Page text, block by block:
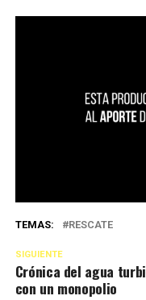
TEMAS: RESCATE
SIGUIENTE
Crónica del agua
con un monopolio